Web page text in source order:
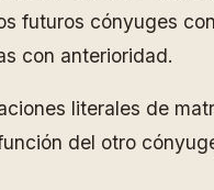
futuros cónyuges
con anterioridad.
literales de
del otro